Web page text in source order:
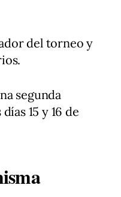
del torneo y
segunda
15 y 16 de